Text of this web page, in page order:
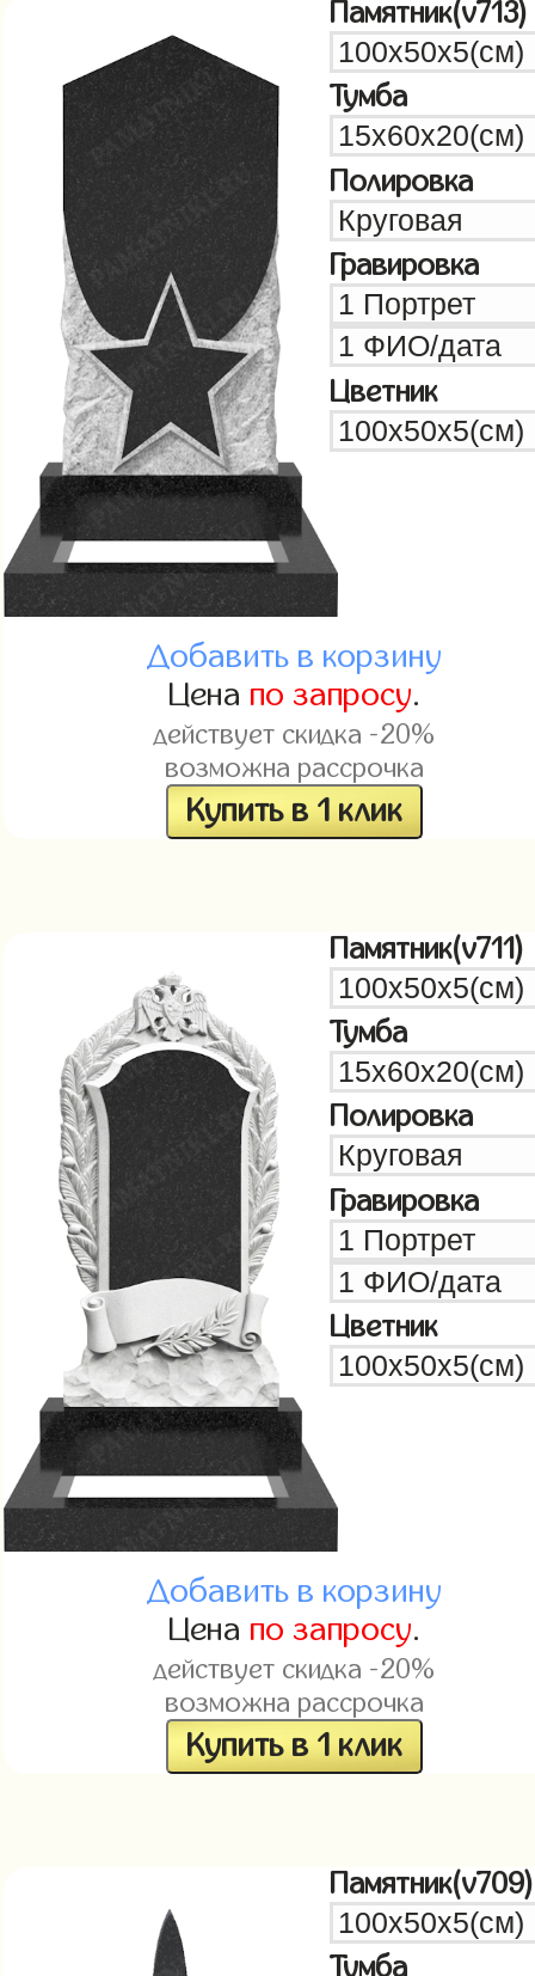
Памятник(v713)
Тумба
Полировка
Гравировка
Цветник
Добавить в корзину
Цена по запросу.
действует скидка -20%
возможна рассрочка
Купить в 1 клик
Памятник(v711)
Тумба
Полировка
Гравировка
Цветник
Добавить в корзину
Цена по запросу.
действует скидка -20%
возможна рассрочка
Купить в 1 клик
Памятник(v709)
Тумба